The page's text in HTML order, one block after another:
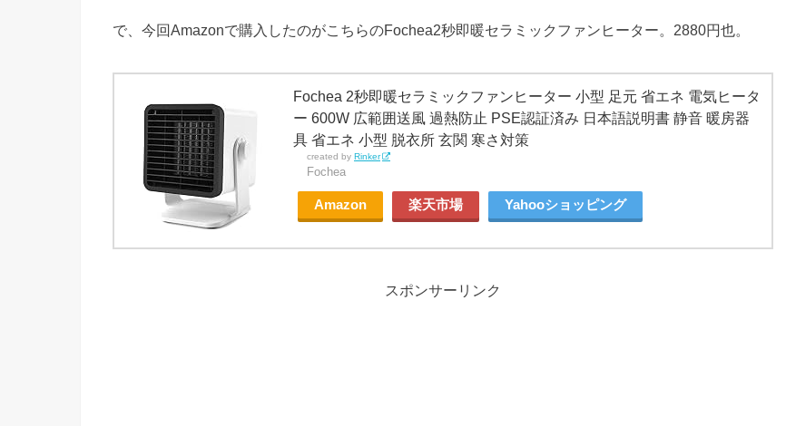
で、今回Amazonで購入したのがこちらのFochea2秒即暖セラミックファンヒーター。2880円也。
Fochea 2秒即暖セラミックファンヒーター 小型 足元 省エネ 電気ヒータ
ー 600W 広範囲送風 過熱防止 PSE認証済み 日本語説明書 静音 暖房器
具 省エネ 小型 脱衣所 玄関 寒さ対策
created by Rinker
Fochea
Amazon 楽天市場 Yahooショッピング
スポンサーリンク